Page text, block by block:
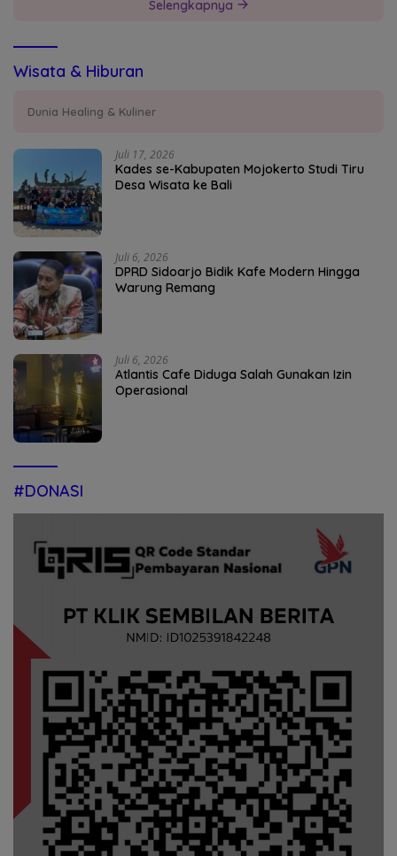
Selengkapnya
Wisata & Hiburan
Dunia Healing & Kuliner
Juli 17, 2026
Kades se-Kabupaten Mojokerto Studi Tiru
Desa Wisata ke Bali
Juli 6, 2026
DPRD Sidoarjo Bidik Kafe Modern Hingga
Warung Remang
Juli 6, 2026
Atlantis Cafe Diduga Salah Gunakan Izin
Operasional
#DONASI